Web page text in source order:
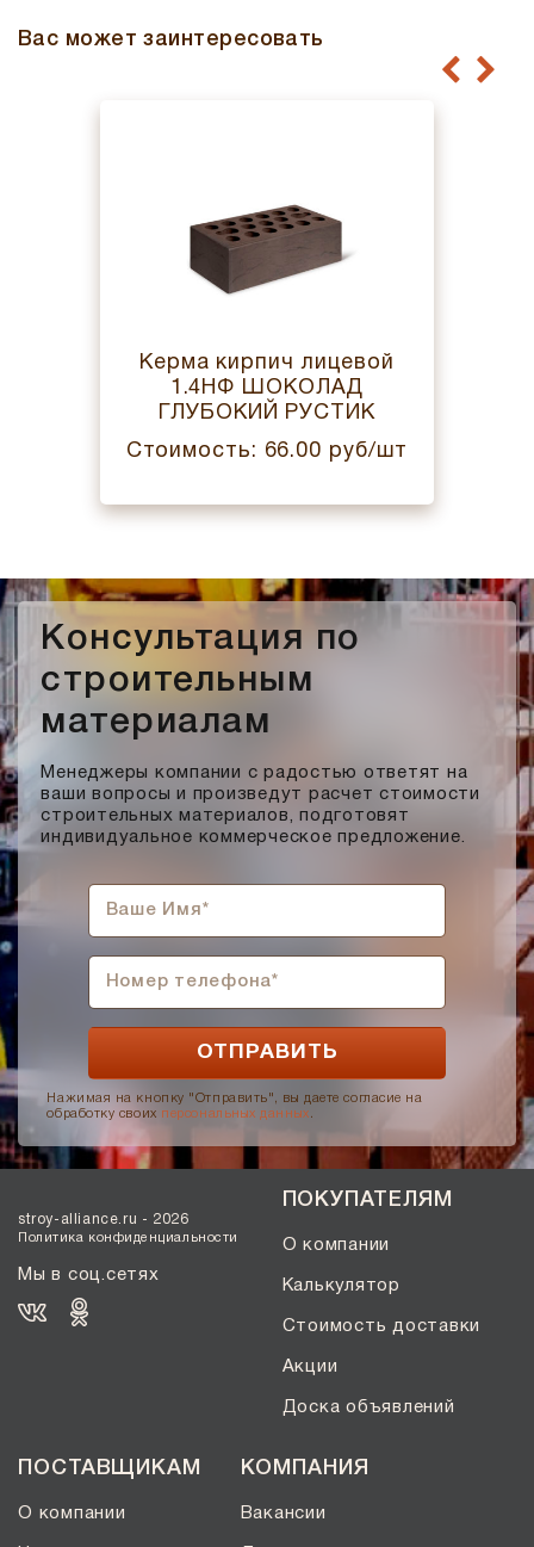
Вас может заинтересовать
Керма кирпич лицевой
1.4НФ ШОКОЛАД
ГЛУБОКИЙ РУСТИК
Стоимость: 66.00 руб/шт
Консультация по
строительным
материалам
Менеджеры компании с радостью ответят на
ваши вопросы и произведут расчет стоимости
строительных материалов, подготовят
индивидуальное коммерческое предложение.
Нажимая на кнопку "Отправить", вы даете согласие на
обработку своих персональных данных .
stroy-alliance.ru - 2026
Политика конфиденциальности
Мы в соц.сетях
ПОКУПАТЕЛЯМ
О компании
Калькулятор
Стоимость доставки
Акции
Доска объявлений
ПОСТАВЩИКАМ
О компании
КОМПАНИЯ
Вакансии